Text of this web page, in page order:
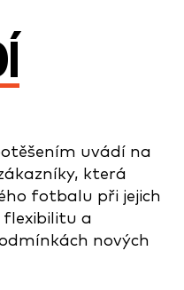
uvádí na
která
fotbalu při jejich
flexibilitu a
nových